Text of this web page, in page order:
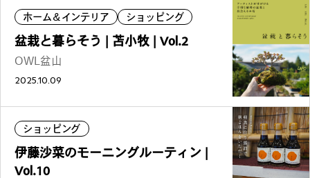
ホーム＆インテリア ショッピング
盆栽と暮らそう | 苫小牧 | Vol.2
OWL盆山
2025.10.09
ショッピング
伊藤沙菜のモーニングルーティン |
Vol.10